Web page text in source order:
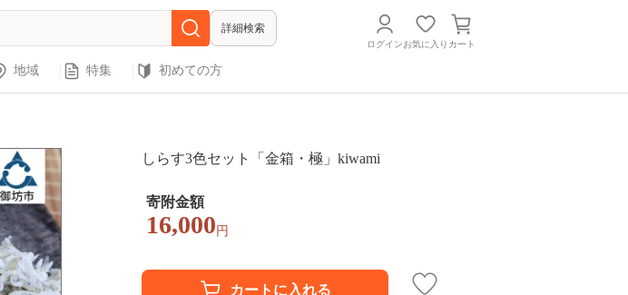
詳細検索
ログインお気に入り カート
地域 特集 初めての方
しらす3色セット「金箱・極」kiwami
寄附金額
16,000 円